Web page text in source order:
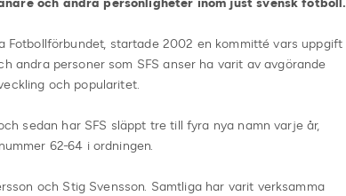
och andra personligheter inom just svensk fotboll.
Fotbollförbundet, startade 2002 en kommitté vars uppgift
andra personer som SFS anser ha varit av avgörande
och popularitet.
sedan har SFS släppt tre till fyra nya namn varje år,
62-64 i ordningen.
och Stig Svensson. Samtliga har varit verksamma